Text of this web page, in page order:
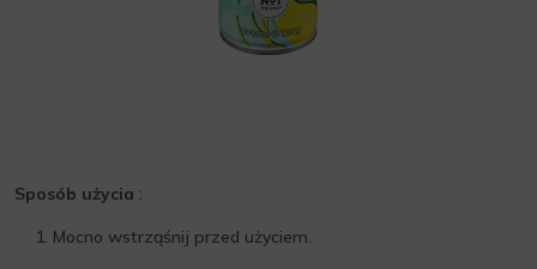
Sposób użycia :
Mocno wstrząśnij przed użyciem.